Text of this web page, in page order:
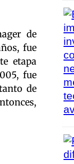
de
fue
etapa
fue
de